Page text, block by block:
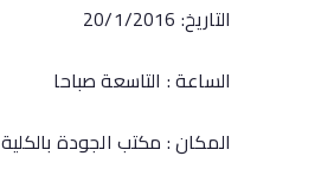
التاريخ: 20/1/2016
الساعة : التاسعة صباحا
المكان : مكتب الجودة بالكلية